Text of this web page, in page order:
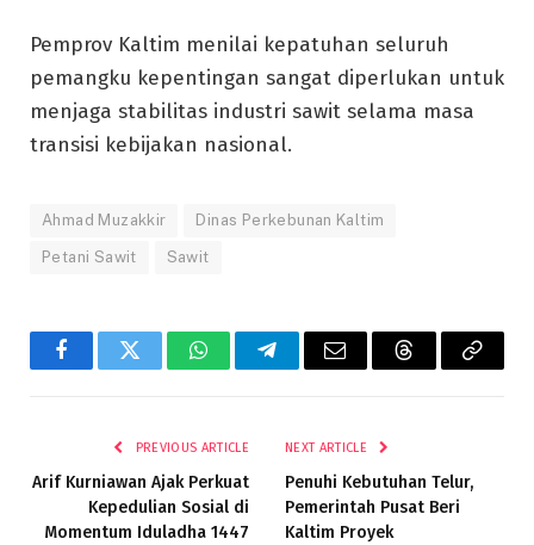
Pemprov Kaltim menilai kepatuhan seluruh
pemangku kepentingan sangat diperlukan untuk
menjaga stabilitas industri sawit selama masa
transisi kebijakan nasional.
Ahmad Muzakkir Dinas Perkebunan Kaltim
Petani Sawit Sawit
FacebookTwitter WhatsAppTelegramEmail ThreadsCopy
PREVIOUS ARTICLE
Arif Kurniawan Ajak Perkuat
Kepedulian Sosial di
Momentum Iduladha 1447
NEXT ARTICLE
Penuhi Kebutuhan Telur,
Pemerintah Pusat Beri
Kaltim Proyek